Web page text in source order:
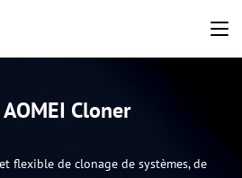
AOMEI Cloner
flexible de clonage de systèmes, de